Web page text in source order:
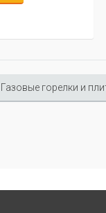
горелки и